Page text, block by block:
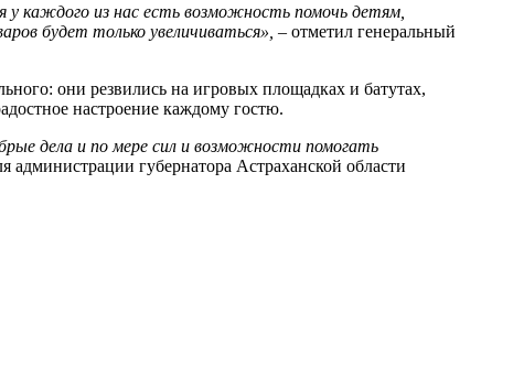
у каждого из нас есть возможность помочь детям,
будет только увеличиваться», – отметил генеральный
они резвились на игровых площадках и батутах,
настроение каждому гостю.
дела и по мере сил и возможности помогать
администрации губернатора Астраханской области